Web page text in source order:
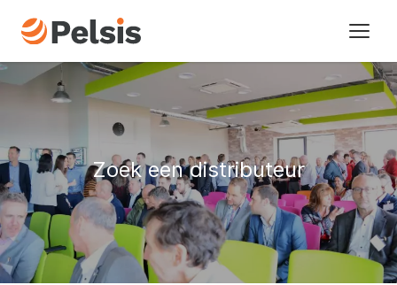
Merken
Over ons
Tijdlijn
Duurzaamheid
Zoek een distributeur